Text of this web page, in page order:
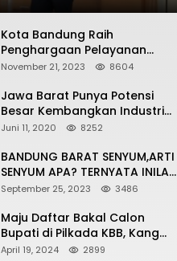
Kota Bandung Raih
Penghargaan Pelayanan
Publik Terbaik Tahun 2023
November 21, 2023 8604
Jawa Barat Punya Potensi
Besar Kembangkan Industri
Kreatif di Era Normal Baru
Juni 11, 2020 8252
BANDUNG BARAT SENYUM,ARTI
SENYUM APA? TERNYATA INILAH
SINGKATAN DAN MAKNANYA
September 25, 2023 3486
Maju Daftar Bakal Calon
Bupati di Pilkada KBB, Kang
ABR Terdepan Siap Bersaing
April 19, 2024 2899